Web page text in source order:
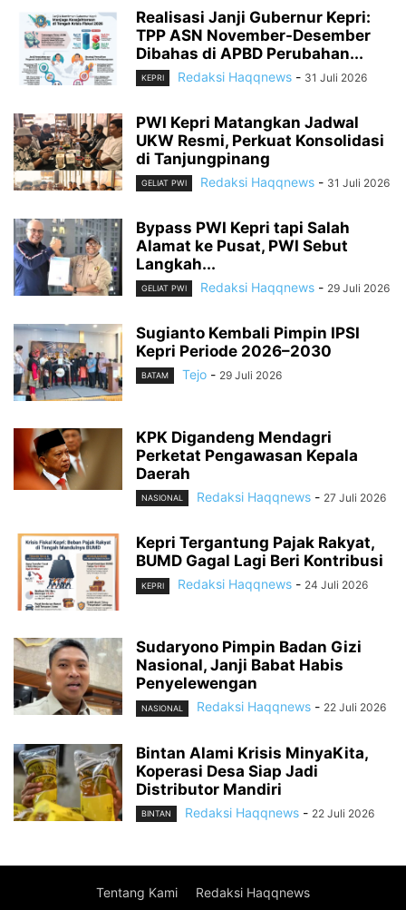
Realisasi Janji Gubernur Kepri:
TPP ASN November-Desember
Dibahas di APBD Perubahan...
KEPRI Redaksi Haqqnews - 31 Juli 2026
PWI Kepri Matangkan Jadwal
UKW Resmi, Perkuat Konsolidasi
di Tanjungpinang
GELIAT PWI Redaksi Haqqnews - 31 Juli 2026
Bypass PWI Kepri tapi Salah
Alamat ke Pusat, PWI Sebut
Langkah...
GELIAT PWI Redaksi Haqqnews - 29 Juli 2026
Sugianto Kembali Pimpin IPSI
Kepri Periode 2026–2030
BATAM Tejo - 29 Juli 2026
KPK Digandeng Mendagri
Perketat Pengawasan Kepala
Daerah
NASIONAL Redaksi Haqqnews - 27 Juli 2026
Kepri Tergantung Pajak Rakyat,
BUMD Gagal Lagi Beri Kontribusi
KEPRI Redaksi Haqqnews - 24 Juli 2026
Sudaryono Pimpin Badan Gizi
Nasional, Janji Babat Habis
Penyelewengan
NASIONAL Redaksi Haqqnews - 22 Juli 2026
Bintan Alami Krisis MinyaKita,
Koperasi Desa Siap Jadi
Distributor Mandiri
BINTAN Redaksi Haqqnews - 22 Juli 2026
Tentang Kami Redaksi Haqqnews